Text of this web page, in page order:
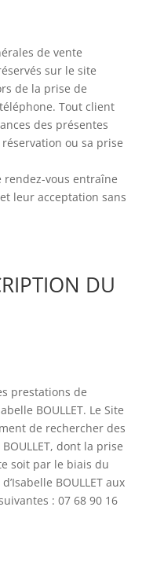
de vente
sur le site
de la prise de
Tout client
des présentes
réservation ou sa prise
rendez-vous entraîne
leur acceptation sans
DU
prestations de
BOULLET. Le Site
de rechercher des
dont la prise
soit par le biais du
BOULLET aux
: 07 68 90 16